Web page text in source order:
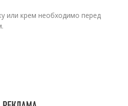
или крем необходимо перед